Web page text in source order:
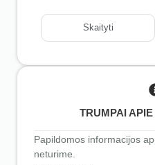
Skaityti
TRUMPAI
Papildomos informacijos
neturime.